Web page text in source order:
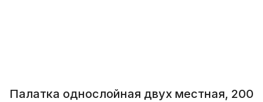
Палатка однослойная двух местная, 200